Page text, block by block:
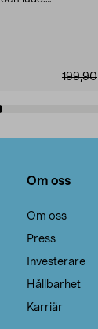
199,90
Om oss
Om oss
Press
Investerare
Hållbarhet
Karriär